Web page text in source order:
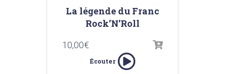
La légende du Franc
Rock’N’Roll
10,00€
Écouter